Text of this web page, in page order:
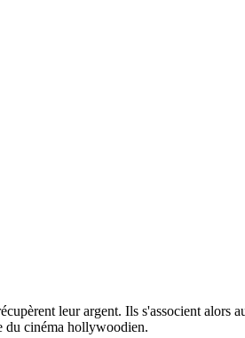
leur argent. Ils s'associent
du cinéma hollywoodien.